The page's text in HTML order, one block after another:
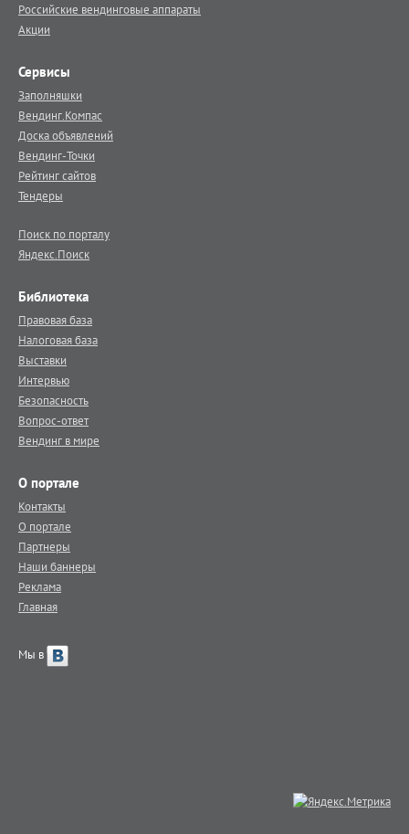
Российские вендинговые аппараты
Акции
Сервисы
Заполняшки
Вендинг.Компас
Доска объявлений
Вендинг-Точки
Рейтинг сайтов
Тендеры
Поиск по порталу
Яндекс.Поиск
Библиотека
Правовая база
Налоговая база
Выставки
Интервью
Безопасность
Вопрос-ответ
Вендинг в мире
О портале
Контакты
О портале
Партнеры
Наши баннеры
Реклама
Главная
Мы в